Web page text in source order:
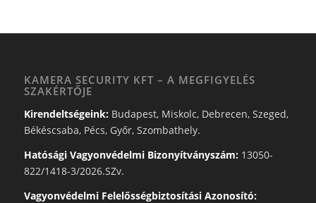
KAMERA SECURITY KFT – A MEGFIGYELÉS
SZAKÉRTŐJE
Kirendeltségeink:Budapest, Miskolc, Debrecen, Szeged,
Békéscsaba, Pécs, Győr, Szombathely.
Hatósági Vagyonvédelmi Bizonyítványszám:13050-
822/1418-3/2026.SZv.
Vagyonvédelmi Felelősségbiztosítási Azonosító: